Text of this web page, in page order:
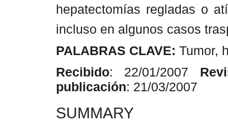
hepatectomías regladas o
incluso en algunos casos
PALABRAS CLAVE: Tumor,
Recibido: 22/01/2007
publicación: 21/03/2007
SUMMARY